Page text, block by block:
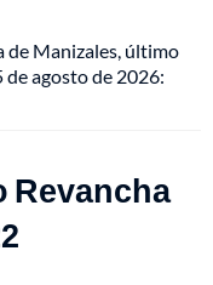
de Manizales, último
agosto de 2026:
Revancha